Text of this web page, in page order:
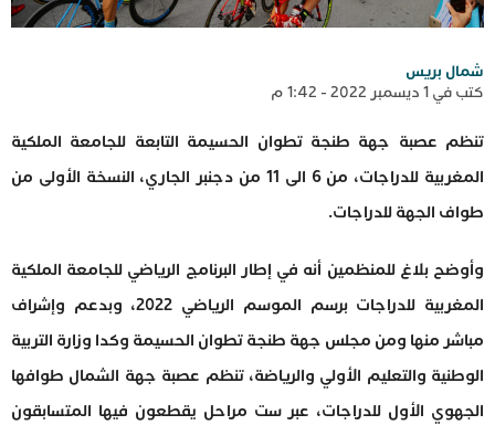
شمال بريس
كتب في 1 ديسمبر 2022 - 1:42 م
تنظم عصبة جهة طنجة تطوان الحسيمة التابعة للجامعة الملكية
المغربية للدراجات، من 6 الى 11 من دجنبر الجاري، النسخة الأولى من
طواف الجهة للدراجات.
وأوضح بلاغ للمنظمين أنه في إطار البرنامج الرياضي للجامعة الملكية
المغربية للدراجات برسم الموسم الرياضي 2022، وبدعم وإشراف
مباشر منها ومن مجلس جهة طنجة تطوان الحسيمة وكدا وزارة التربية
الوطنية والتعليم الأولي والرياضة، تنظم عصبة جهة الشمال طوافها
الجهوي الأول للدراجات، عبر ست مراحل يقطعون فيها المتسابقون